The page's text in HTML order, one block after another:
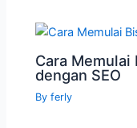
Cara
dengan SEO
Byferly